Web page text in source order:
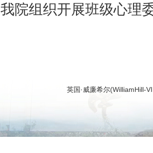
我院组织开展班级心理
英国·威廉希尔(WilliamHill-